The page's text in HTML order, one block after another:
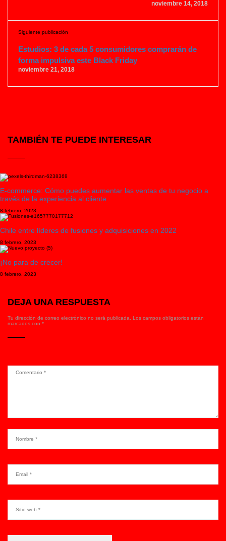
noviembre 14, 2018
Siguiente publicación
Estudios: 3 de cada 5 consumidores comprarán de
forma impulsiva este Black Friday
noviembre 21, 2018
TAMBIÉN TE PUEDE INTERESAR
E-commerce: Cómo puedes aumentar las ventas de tu negocio a
través de la experiencia al cliente
8 febrero, 2023
Chile entre líderes de fusiones y adquisiciones en 2022
8 febrero, 2023
¡No para de crecer!
8 febrero, 2023
DEJA UNA RESPUESTA
Tu dirección de correo electrónico no será publicada.
Los campos obligatorios están
marcados con *